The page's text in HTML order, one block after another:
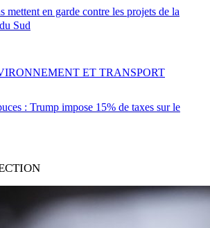
mettent en garde contre les projets de la
Sud
: Trump impose 15% de taxes sur le
ET TRANSPORT